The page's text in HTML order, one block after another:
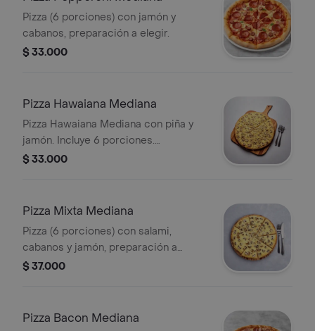
Pizza (6 porciones) con jamón y
cabanos, preparación a elegir.
$ 33.000
Pizza Hawaiana Mediana
Pizza Hawaiana Mediana con piña y
jamón. Incluye 6 porciones.
Preparación a elegir.
$ 33.000
Pizza Mixta Mediana
Pizza (6 porciones) con salami,
cabanos y jamón, preparación a
elegir.
$ 37.000
Pizza Bacon Mediana